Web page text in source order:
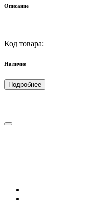
Описание
Код товара:
Наличие
Подробнее